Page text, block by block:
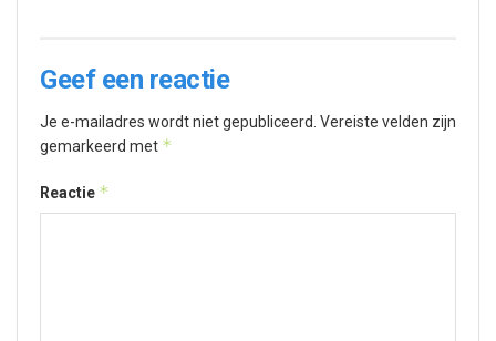
Geef een reactie
Je e-mailadres wordt niet gepubliceerd. Vereiste velden zijn
gemarkeerd met *
Reactie *